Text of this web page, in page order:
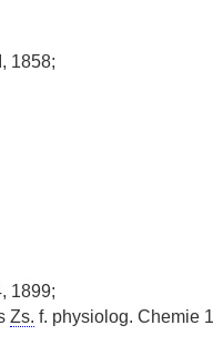
1858;
1899;
Zs. f. physiolog. Chemie